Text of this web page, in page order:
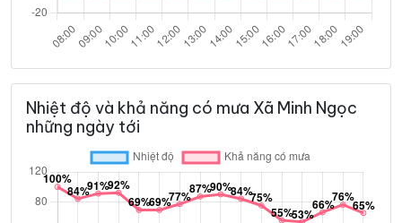
Nhiệt độ và khả năng có mưa Xã Minh Ngọc
những ngày tới